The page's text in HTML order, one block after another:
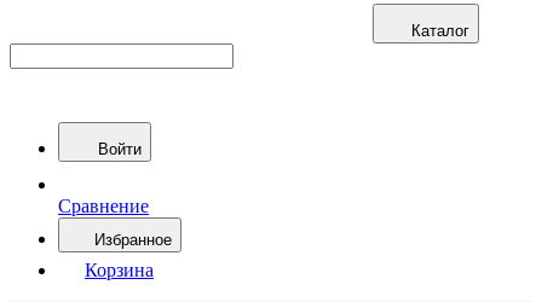
Каталог
Войти
Сравнение
Избранное
Корзина